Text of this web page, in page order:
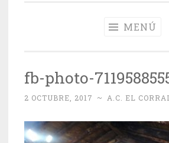
MENÚ
fb-photo-
2 OCTUBRE, 2017 ~ A.C. EL